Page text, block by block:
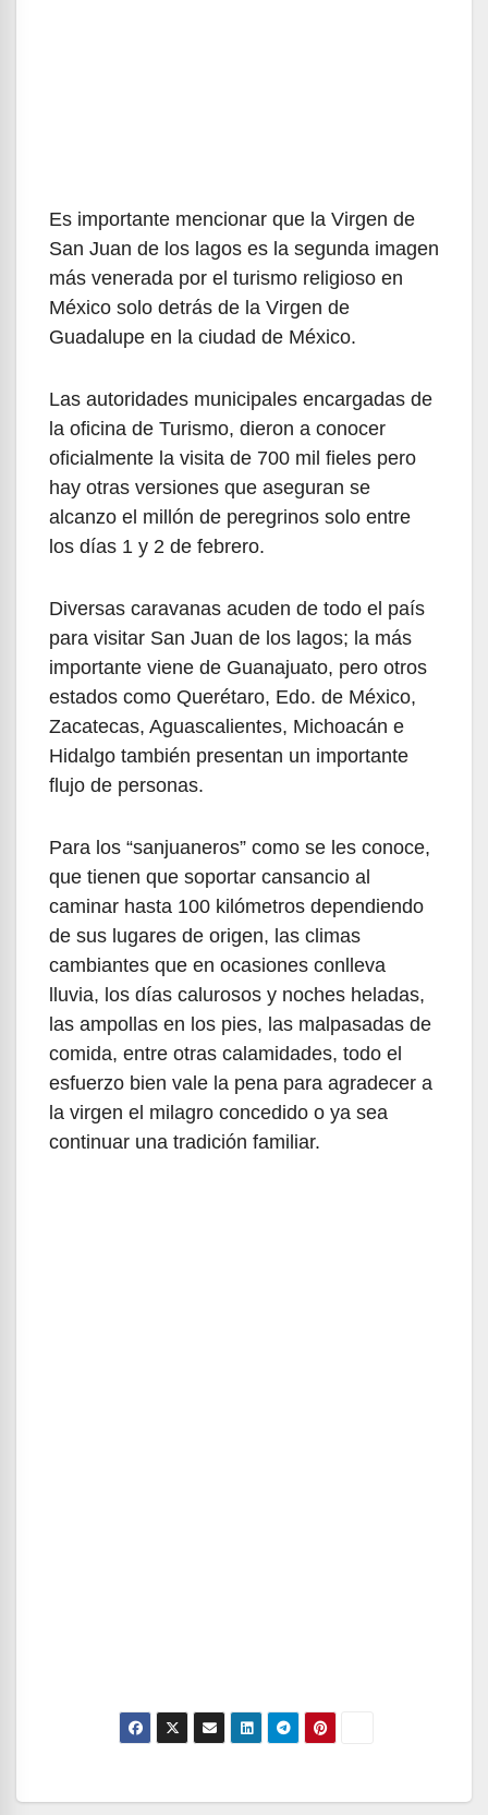
Es importante mencionar que la Virgen de
San Juan de los lagos es la segunda imagen
más venerada por el turismo religioso en
México solo detrás de la Virgen de
Guadalupe en la ciudad de México.
Las autoridades municipales encargadas de
la oficina de Turismo, dieron a conocer
oficialmente la visita de 700 mil fieles pero
hay otras versiones que aseguran se
alcanzo el millón de peregrinos solo entre
los días 1 y 2 de febrero.
Diversas caravanas acuden de todo el país
para visitar San Juan de los lagos; la más
importante viene de Guanajuato, pero otros
estados como Querétaro, Edo. de México,
Zacatecas, Aguascalientes, Michoacán e
Hidalgo también presentan un importante
flujo de personas.
Para los “sanjuaneros” como se les conoce,
que tienen que soportar cansancio al
caminar hasta 100 kilómetros dependiendo
de sus lugares de origen, las climas
cambiantes que en ocasiones conlleva
lluvia, los días calurosos y noches heladas,
las ampollas en los pies, las malpasadas de
comida, entre otras calamidades, todo el
esfuerzo bien vale la pena para agradecer a
la virgen el milagro concedido o ya sea
continuar una tradición familiar.